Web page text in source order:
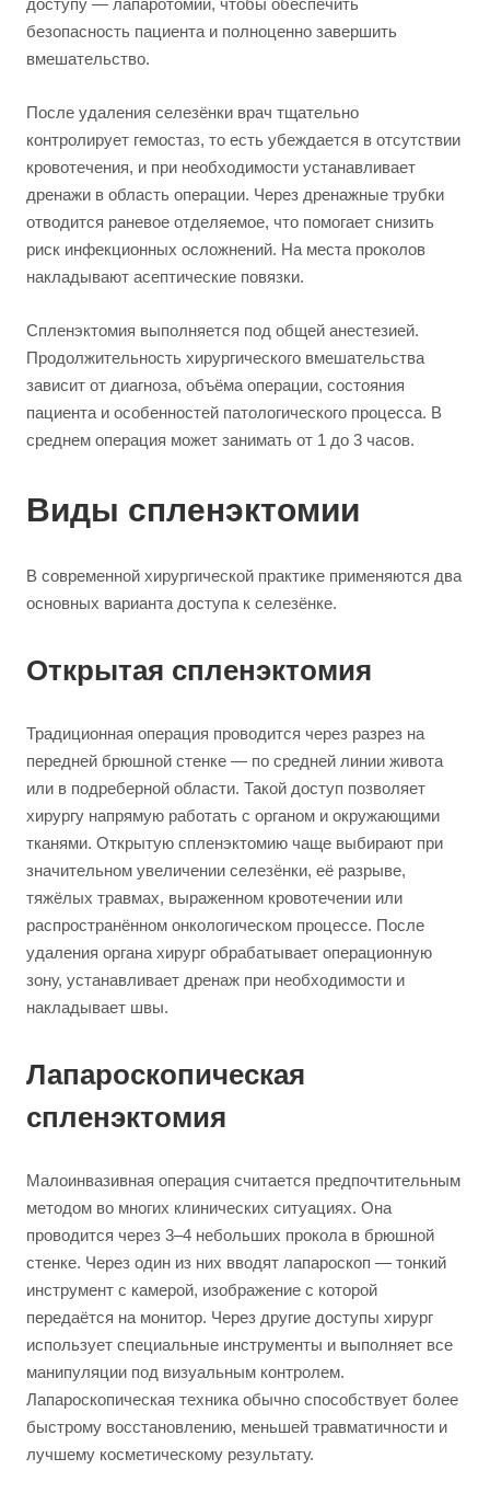
доступу — лапаротомии, чтобы обеспечить
безопасность пациента и полноценно завершить
вмешательство.
После удаления селезёнки врач тщательно
контролирует гемостаз, то есть убеждается в отсутствии
кровотечения, и при необходимости устанавливает
дренажи в область операции. Через дренажные трубки
отводится раневое отделяемое, что помогает снизить
риск инфекционных осложнений. На места проколов
накладывают асептические повязки.
Спленэктомия выполняется под общей анестезией.
Продолжительность хирургического вмешательства
зависит от диагноза, объёма операции, состояния
пациента и особенностей патологического процесса. В
среднем операция может занимать от 1 до 3 часов.
Виды спленэктомии
В современной хирургической практике применяются два
основных варианта доступа к селезёнке.
Открытая спленэктомия
Традиционная операция проводится через разрез на
передней брюшной стенке — по средней линии живота
или в подреберной области. Такой доступ позволяет
хирургу напрямую работать с органом и окружающими
тканями. Открытую спленэктомию чаще выбирают при
значительном увеличении селезёнки, её разрыве,
тяжёлых травмах, выраженном кровотечении или
распространённом онкологическом процессе. После
удаления органа хирург обрабатывает операционную
зону, устанавливает дренаж при необходимости и
накладывает швы.
Лапароскопическая
спленэктомия
Малоинвазивная операция считается предпочтительным
методом во многих клинических ситуациях. Она
проводится через 3–4 небольших прокола в брюшной
стенке. Через один из них вводят лапароскоп — тонкий
инструмент с камерой, изображение с которой
передаётся на монитор. Через другие доступы хирург
использует специальные инструменты и выполняет все
манипуляции под визуальным контролем.
Лапароскопическая техника обычно способствует более
быстрому восстановлению, меньшей травматичности и
лучшему косметическому результату.